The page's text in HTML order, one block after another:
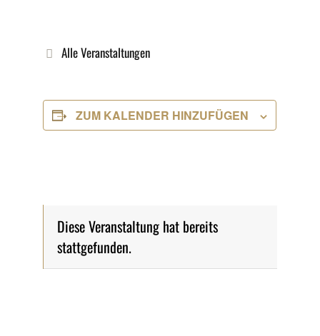
Alle Veranstaltungen
ZUM KALENDER HINZUFÜGEN
Diese Veranstaltung hat bereits
stattgefunden.